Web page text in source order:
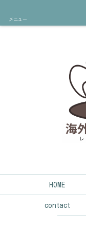
HOME
contact
メニュー